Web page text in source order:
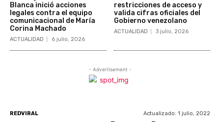
Blanca inició acciones
legales contra el equipo
comunicacional de María
Corina Machado
ACTUALIDAD 6 julio, 2026
restricciones de acceso y
valida cifras oficiales del
Gobierno venezolano
ACTUALIDAD 3 julio, 2026
- Advertisement -